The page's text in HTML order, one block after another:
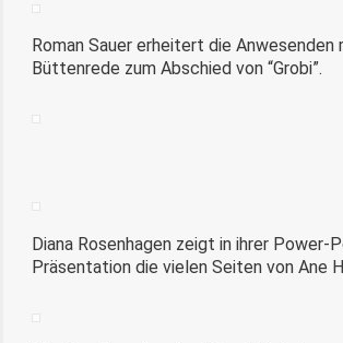
Roman Sauer erheitert die Anwesenden
Büttenrede zum Abschied von “Grobi”.
Diana Rosenhagen zeigt in ihrer Power-
Präsentation die vielen Seiten von Ane